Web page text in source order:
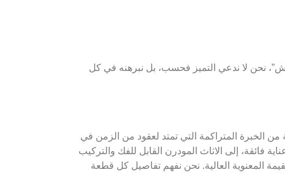
نحن لا ندعي التميز فحسب، بل نبرهنه في كل
الخبرة المتراكمة التي تمتد لعقود من الزمن في
فائقة، إلى الاثاث المودرن القابل للفك والتركيب
المعنوية العالية. نحن نفهم تفاصيل كل قطعة